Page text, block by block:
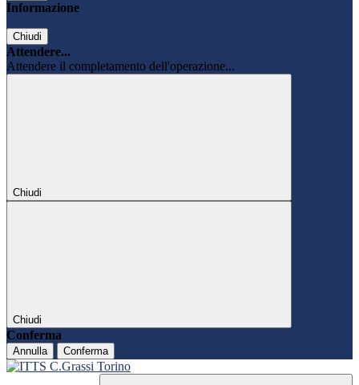
Informazione
Chiudi
Attendere...
Attendere il completamento dell'operazione...
Chiudi
Chiudi
Conferma
Annulla Conferma